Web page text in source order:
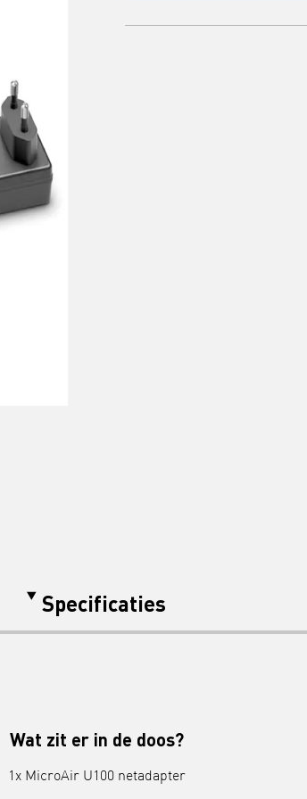
Specificaties
Wat zit er in de doos?
1x MicroAir U100 netadapter